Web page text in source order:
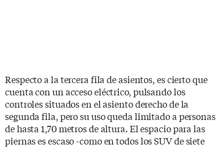
Respecto a la tercera fila de asientos, es cierto que
cuenta con un acceso eléctrico, pulsando los
controles situados en el asiento derecho de la
segunda fila, pero su uso queda limitado a personas
de hasta 1,70 metros de altura. El espacio para las
piernas es escaso -como en todos los SUV de siete